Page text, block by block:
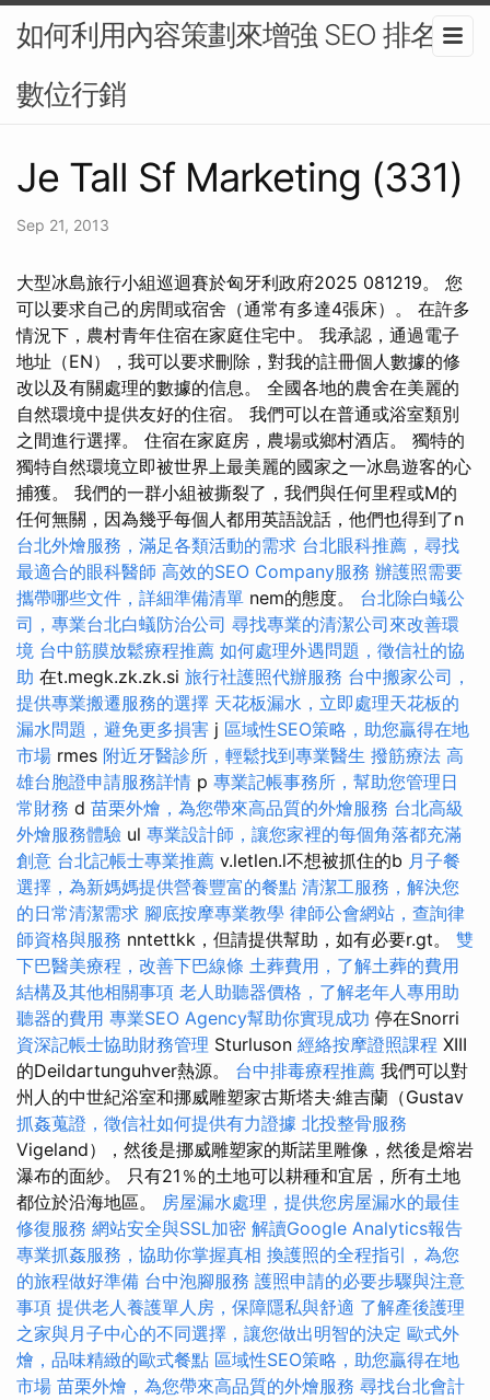
如何利用內容策劃來增強 SEO 排名-
數位行銷
Je Tall Sf Marketing (331)
Sep 21, 2013
大型冰島旅行小組巡迴賽於匈牙利政府2025 081219。 您
可以要求自己的房間或宿舍（通常有多達4張床）。 在許多
情況下，農村青年住宿在家庭住宅中。 我承認，通過電子
地址（EN），我可以要求刪除，對我的註冊個人數據的修
改以及有關處理的數據的信息。 全國各地的農舍在美麗的
自然環境中提供友好的住宿。 我們可以在普通或浴室類別
之間進行選擇。 住宿在家庭房，農場或鄉村酒店。 獨特的
獨特自然環境立即被世界上最美麗的國家之一冰島遊客的心
捕獲。 我們的一群小組被撕裂了，我們與任何里程或M的
任何無關，因為幾乎每個人都用英語說話，他們也得到了n
台北外燴服務，滿足各類活動的需求 台北眼科推薦，尋找
最適合的眼科醫師 高效的SEO Company服務 辦護照需要
攜帶哪些文件，詳細準備清單 nem的態度。 台北除白蟻公
司，專業台北白蟻防治公司 尋找專業的清潔公司來改善環
境 台中筋膜放鬆療程推薦 如何處理外遇問題，徵信社的協
助 在t.megk.zk.zk.si 旅行社護照代辦服務 台中搬家公司，
提供專業搬遷服務的選擇 天花板漏水，立即處理天花板的
漏水問題，避免更多損害 j 區域性SEO策略，助您贏得在地
市場 rmes 附近牙醫診所，輕鬆找到專業醫生 撥筋療法 高
雄台胞證申請服務詳情 p 專業記帳事務所，幫助您管理日
常財務 d 苗栗外燴，為您帶來高品質的外燴服務 台北高級
外燴服務體驗 ul 專業設計師，讓您家裡的每個角落都充滿
創意 台北記帳士專業推薦 v.letlen.l不想被抓住的b 月子餐
選擇，為新媽媽提供營養豐富的餐點 清潔工服務，解決您
的日常清潔需求 腳底按摩專業教學 律師公會網站，查詢律
師資格與服務 nntettkk，但請提供幫助，如有必要r.gt。 雙
下巴醫美療程，改善下巴線條 土葬費用，了解土葬的費用
結構及其他相關事項 老人助聽器價格，了解老年人專用助
聽器的費用 專業SEO Agency幫助你實現成功 停在Snorri
資深記帳士協助財務管理 Sturluson 經絡按摩證照課程 XIII
的Deildartunguhver熱源。 台中排毒療程推薦 我們可以對
州人的中世紀浴室和挪威雕塑家古斯塔夫·維吉蘭（Gustav
抓姦蒐證，徵信社如何提供有力證據 北投整骨服務
Vigeland），然後是挪威雕塑家的斯諾里雕像，然後是熔岩
瀑布的面紗。 只有21％的土地可以耕種和宜居，所有土地
都位於沿海地區。 房屋漏水處理，提供您房屋漏水的最佳
修復服務 網站安全與SSL加密 解讀Google Analytics報告
專業抓姦服務，協助你掌握真相 換護照的全程指引，為您
的旅程做好準備 台中泡腳服務 護照申請的必要步驟與注意
事項 提供老人養護單人房，保障隱私與舒適 了解產後護理
之家與月子中心的不同選擇，讓您做出明智的決定 歐式外
燴，品味精緻的歐式餐點 區域性SEO策略，助您贏得在地
市場 苗栗外燴，為您帶來高品質的外燴服務 尋找台北會計